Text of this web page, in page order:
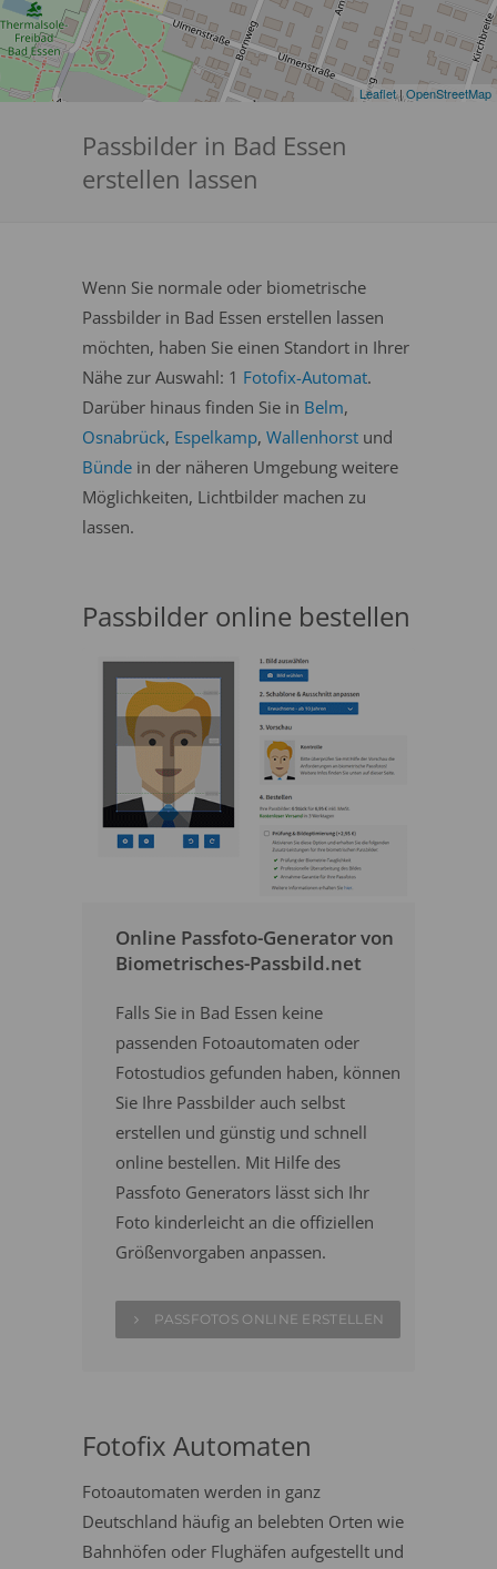
Leaflet|OpenStreetMap
Passbilder in Bad Essen
erstellen lassen
Wenn Sie normale oder biometrische
Passbilder in Bad Essen erstellen lassen
möchten, haben Sie einen Standort in Ihrer
Nähe zur Auswahl: 1 Fotofix-Automat.
Darüber hinaus finden Sie in Belm,
Osnabrück, Espelkamp, Wallenhorst und
Bünde in der näheren Umgebung weitere
Möglichkeiten, Lichtbilder machen zu
lassen.
Passbilder online bestellen
Online Passfoto-Generator von
Biometrisches-Passbild.net
Falls Sie in Bad Essen keine
passenden Fotoautomaten oder
Fotostudios gefunden haben, können
Sie Ihre Passbilder auch selbst
erstellen und günstig und schnell
online bestellen. Mit Hilfe des
Passfoto Generators lässt sich Ihr
Foto kinderleicht an die offiziellen
Größenvorgaben anpassen.
PASSFOTOS ONLINE ERSTELLEN
Fotofix Automaten
Fotoautomaten werden in ganz
Deutschland häufig an belebten Orten wie
Bahnhöfen oder Flughäfen aufgestellt und